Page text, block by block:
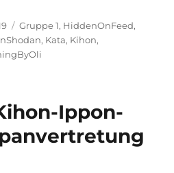
Kategorien
Gruppe 1, HiddenOnFeed,
, Kata, Kihon,
Ippon-